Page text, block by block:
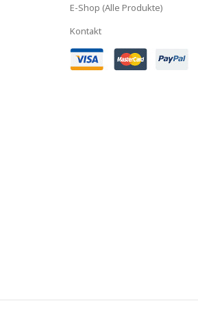
E-Shop (Alle Produkte)
Kontakt